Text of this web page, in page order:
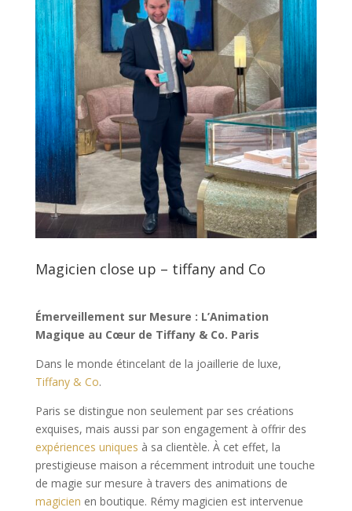
Magicien close up – tiffany and Co
Émerveillement sur Mesure : L’Animation
Magique au Cœur de Tiffany & Co. Paris
Dans le monde étincelant de la joaillerie de luxe,
Tiffany & Co.
Paris se distingue non seulement par ses créations
exquises, mais aussi par son engagement à offrir des
expériences uniques à sa clientèle. À cet effet, la
prestigieuse maison a récemment introduit une touche
de magie sur mesure à travers des animations de
magicien en boutique. Rémy magicien est intervenue